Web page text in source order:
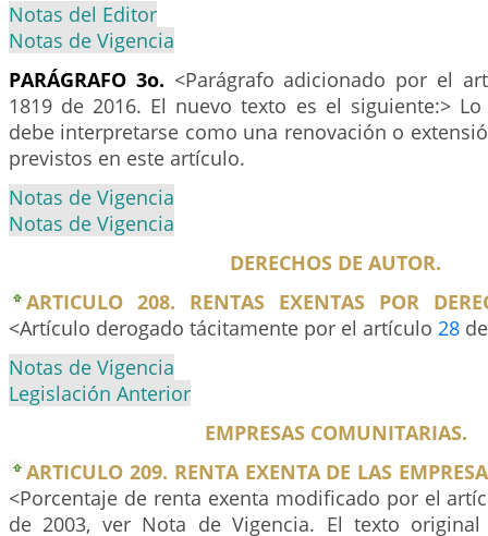
Notas del Editor
Notas de Vigencia
PARÁGRAFO 3o. <Parágrafo adicionado por el
1819 de 2016. El nuevo texto es el siguiente:>
debe interpretarse como una renovación o
previstos en este artículo.
Notas de Vigencia
Notas de Vigencia
DERECHOS DE AUTOR.
ARTICULO 208. RENTAS EXENTAS POR
<Artículo derogado tácitamente por el artículo 28
Notas de Vigencia
Legislación Anterior
EMPRESAS COMUNITARIAS.
ARTICULO 209. RENTA EXENTA DE LAS
<Porcentaje de renta exenta modificado por el
de 2003, ver Nota de Vigencia. El texto